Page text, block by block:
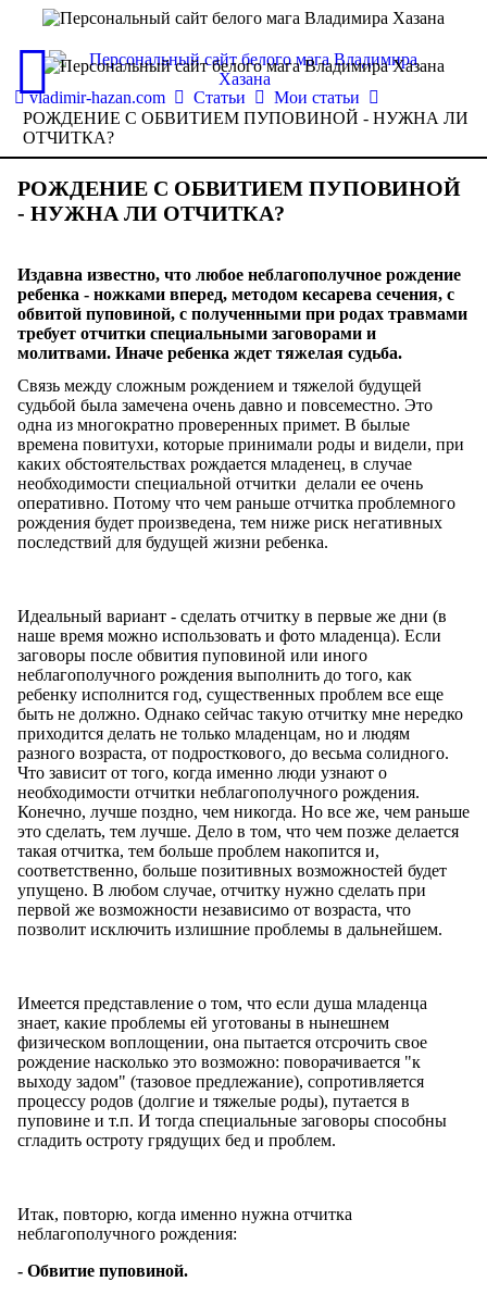
vladimir-hazan.com Статьи
Мои статьи
РОЖДЕНИЕ С ОБВИТИЕМ ПУПОВИНОЙ - НУЖНА ЛИ
ОТЧИТКА?
РОЖДЕНИЕ С ОБВИТИЕМ ПУПОВИНОЙ
- НУЖНА ЛИ ОТЧИТКА?
Издавна известно, что любое неблагополучное рождение
ребенка - ножками вперед, методом кесарева сечения, с
обвитой пуповиной, с полученными при родах травмами
требует отчитки специальными заговорами и
молитвами. Иначе ребенка ждет тяжелая судьба.
Связь между сложным рождением и тяжелой будущей
судьбой была замечена очень давно и повсеместно. Это
одна из многократно проверенных примет. В былые
времена повитухи, которые принимали роды и видели, при
каких обстоятельствах рождается младенец, в случае
необходимости специальной отчитки делали ее очень
оперативно. Потому что чем раньше отчитка проблемного
рождения будет произведена, тем ниже риск негативных
последствий для будущей жизни ребенка.
Идеальный вариант - сделать отчитку в первые же дни (в
наше время можно использовать и фото младенца). Если
заговоры после обвития пуповиной или иного
неблагополучного рождения выполнить до того, как
ребенку исполнится год, существенных проблем все еще
быть не должно. Однако сейчас такую отчитку мне нередко
приходится делать не только младенцам, но и людям
разного возраста, от подросткового, до весьма солидного.
Что зависит от того, когда именно люди узнают о
необходимости отчитки неблагополучного рождения.
Конечно, лучше поздно, чем никогда. Но все же, чем раньше
это сделать, тем лучше. Дело в том, что чем позже делается
такая отчитка, тем больше проблем накопится и,
соответственно, больше позитивных возможностей будет
упущено. В любом случае, отчитку нужно сделать при
первой же возможности независимо от возраста, что
позволит исключить излишние проблемы в дальнейшем.
Имеется представление о том, что если душа младенца
знает, какие проблемы ей уготованы в нынешнем
физическом воплощении, она пытается отсрочить свое
рождение насколько это возможно: поворачивается "к
выходу задом" (тазовое предлежание), сопротивляется
процессу родов (долгие и тяжелые роды), путается в
пуповине и т.п. И тогда специальные заговоры способны
сгладить остроту грядущих бед и проблем.
Итак, повторю, когда именно нужна отчитка
неблагополучного рождения:
- Обвитие пуповиной.